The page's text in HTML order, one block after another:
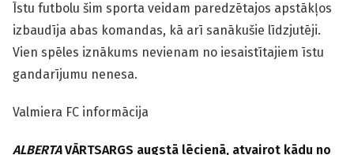
Īstu futbolu šim sporta veidam paredzētajos apstākļos
izbaudīja abas komandas, kā arī sanākušie līdzjutēji.
Vien spēles iznākums nevienam no iesaistītajiem īstu
gandarījumu nenesa.
Valmiera FC informācija
ALBERTAVĀRTSARGS augstā lēcienā, atvairot kādu no